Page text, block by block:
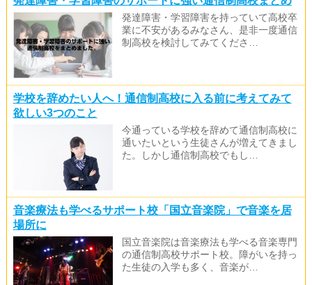
発達障害・学習障害を持っていて高校卒
業に不安があるみなさん、是非一度通信
制高校を検討してみてくださ…
学校を辞めたい人へ！通信制高校に入る前に考えてみて
欲しい3つのこと
今通っている学校を辞めて通信制高校に
通いたいという生徒さんが増えてきまし
た。しかし通信制高校でもし…
音楽療法も学べるサポート校「国立音楽院」で音楽を居
場所に
国立音楽院は音楽療法も学べる音楽専門
の通信制高校サポート校。障がいを持っ
た生徒の入学も多く、音楽が…